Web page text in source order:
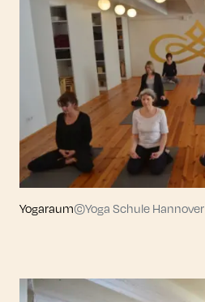
Yogaraum©Yoga Schule Hannover